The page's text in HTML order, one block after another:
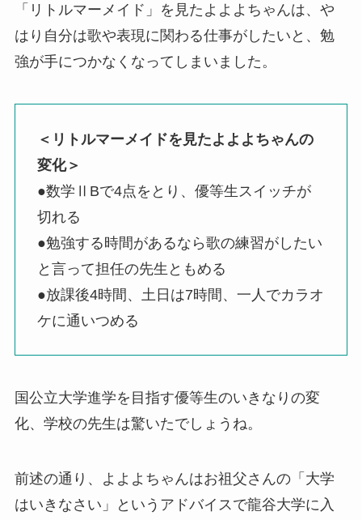
「リトルマーメイド」を見たよよよちゃんは、や
はり自分は歌や表現に関わる仕事がしたいと、勉
強が手につかなくなってしまいました。
＜リトルマーメイドを見たよよよちゃんの
変化＞
●数学ⅡBで4点をとり、優等生スイッチが
切れる
●勉強する時間があるなら歌の練習がしたい
と言って担任の先生ともめる
●放課後4時間、土日は7時間、一人でカラオ
ケに通いつめる
国公立大学進学を目指す優等生のいきなりの変
化、学校の先生は驚いたでしょうね。
前述の通り、よよよちゃんはお祖父さんの「大学
はいきなさい」というアドバイスで龍谷大学に入